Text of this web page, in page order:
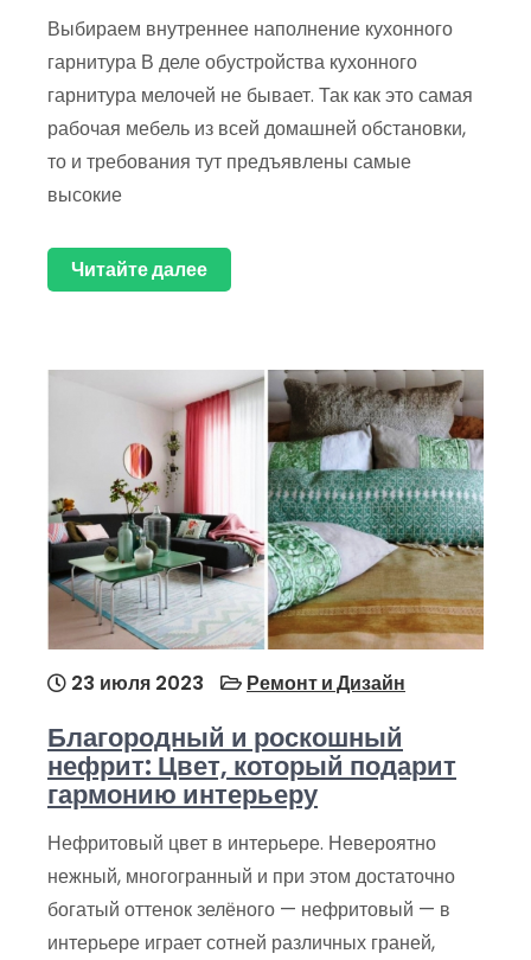
Выбираем внутреннее наполнение кухонного
гарнитура В деле обустройства кухонного
гарнитура мелочей не бывает. Так как это самая
рабочая мебель из всей домашней обстановки,
то и требования тут предъявлены самые
высокие
Читайте далее
23 июля 2023 Ремонт и Дизайн
Благородный и роскошный
нефрит: Цвет, который подарит
гармонию интерьеру
Нефритовый цвет в интерьере. Невероятно
нежный, многогранный и при этом достаточно
богатый оттенок зелёного — нефритовый — в
интерьере играет сотней различных граней,